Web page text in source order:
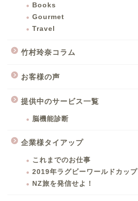
Books
Gourmet
Travel
竹村玲奈コラム
お客様の声
提供中のサービス一覧
脳機能診断
企業様タイアップ
これまでのお仕事
2019年ラグビーワールドカップ
NZ旅を発信せよ！